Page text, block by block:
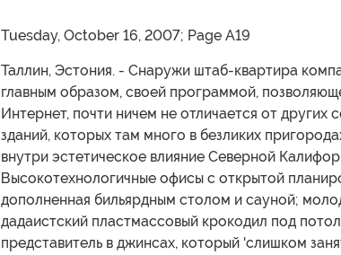
Tuesday, October 16, 2007; Page A19
Таллин, Эстония. - Снаружи штаб-квартира
главным образом, своей программой,
Интернет, почти ничем не отличается от других
зданий, которых там много в безликих
внутри эстетическое влияние Северной
Высокотехнологичные офисы с открытой
дополненная бильярдным столом и сауной;
дадаистский пластмассовый крокодил под
представитель в джинсах, который 'слишком